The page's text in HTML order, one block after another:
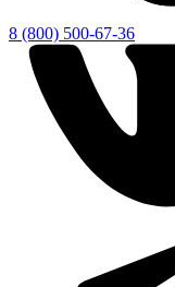
8 (800) 500-67-36